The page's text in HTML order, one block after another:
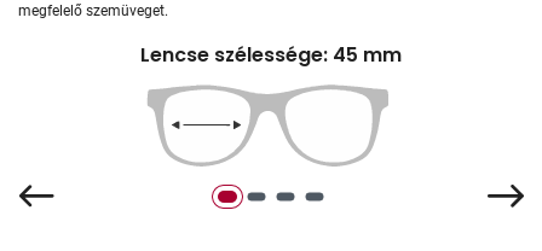
megfelelő szemüveget.
Lencse szélessége: 45 mm